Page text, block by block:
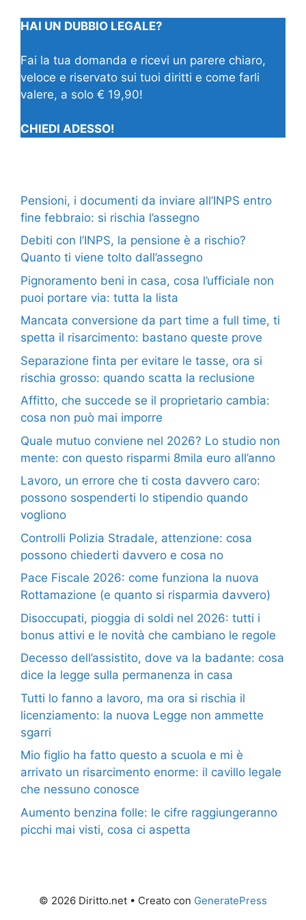
HAI UN DUBBIO LEGALE?
Fai la tua domanda e ricevi un parere chiaro,
veloce e riservato sui tuoi diritti e come farli
valere, a solo € 19,90!
CHIEDI ADESSO!
Pensioni, i documenti da inviare all’INPS entro
fine febbraio: si rischia l’assegno
Debiti con l’INPS, la pensione è a rischio?
Quanto ti viene tolto dall’assegno
Pignoramento beni in casa, cosa l’ufficiale non
puoi portare via: tutta la lista
Mancata conversione da part time a full time, ti
spetta il risarcimento: bastano queste prove
Separazione finta per evitare le tasse, ora si
rischia grosso: quando scatta la reclusione
Affitto, che succede se il proprietario cambia:
cosa non può mai imporre
Quale mutuo conviene nel 2026? Lo studio non
mente: con questo risparmi 8mila euro all’anno
Lavoro, un errore che ti costa davvero caro:
possono sospenderti lo stipendio quando
vogliono
Controlli Polizia Stradale, attenzione: cosa
possono chiederti davvero e cosa no
Pace Fiscale 2026: come funziona la nuova
Rottamazione (e quanto si risparmia davvero)
Disoccupati, pioggia di soldi nel 2026: tutti i
bonus attivi e le novità che cambiano le regole
Decesso dell’assistito, dove va la badante: cosa
dice la legge sulla permanenza in casa
Tutti lo fanno a lavoro, ma ora si rischia il
licenziamento: la nuova Legge non ammette
sgarri
Mio figlio ha fatto questo a scuola e mi è
arrivato un risarcimento enorme: il cavillo legale
che nessuno conosce
Aumento benzina folle: le cifre raggiungeranno
picchi mai visti, cosa ci aspetta
© 2026 Diritto.net • Creato con GeneratePress